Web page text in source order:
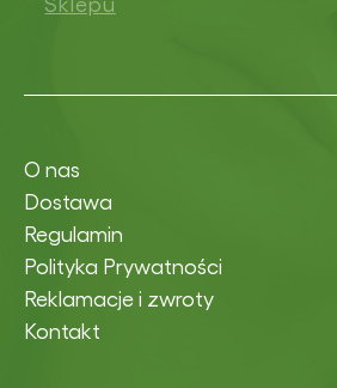
O nas
Dostawa
Regulamin
Polityka Prywatności
Reklamacje i zwroty
Kontakt